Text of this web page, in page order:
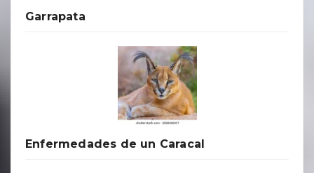
Garrapata
Enfermedades de un Caracal